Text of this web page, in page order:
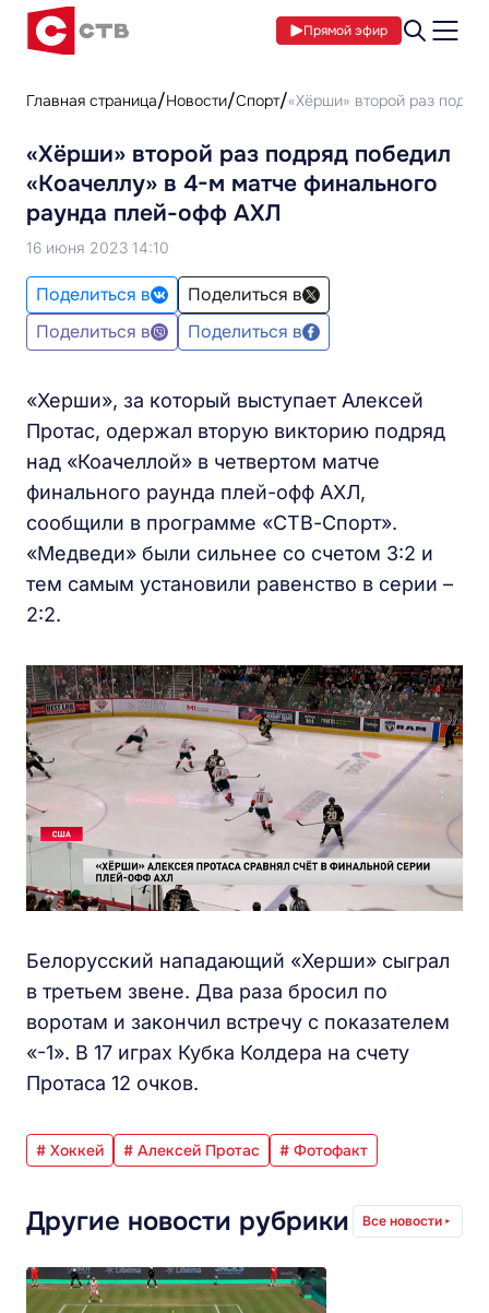
Прямой эфир
Главная страница Новости Спорт «Хёрши» второй раз
«Хёрши» второй раз подряд победил
«Коачеллу» в 4-м матче финального
раунда плей-офф АХЛ
16 июня 2023 14:10
Поделиться в
Поделиться в
Поделиться в
Поделиться в
«Херши», за который выступает Алексей
Протас, одержал вторую викторию подряд
над «Коачеллой» в четвертом матче
финального раунда плей-офф АХЛ,
сообщили в программе «СТВ-Спорт».
«Медведи» были сильнее со счетом 3:2 и
тем самым установили равенство в серии –
2:2.
Белорусский нападающий «Херши» сыграл
в третьем звене. Два раза бросил по
воротам и закончил встречу с показателем
«-1». В 17 играх Кубка Колдера на счету
Протаса 12 очков.
# Хоккей # Алексей Протас # Фотофакт
Другие новости рубрики Все новости